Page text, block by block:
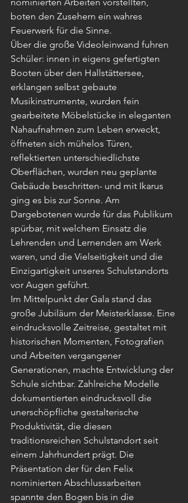
boten den Zusehern ein wahres
Feuerwerk für die Sinne.
Über die große Videoleinwand fuhren
Schüler: innen in eigens gefertigten
Booten über den Hallstättersee,
erklangen selbst gebaute
Musikinstrumente, wurden fein
gearbeitete Möbelstücke in eleganten
Nahaufnahmen zum Leben erweckt,
öffneten sich mühelos Türen,
reflektierten unterschiedlichste
Oberflächen, wurden neu geplante
Gebäude beschritten- und mit Ikarus
ging es bis zur Sonne. Am
Dargebotenen wurde für das Publikum
spürbar, mit welchem Einsatz die
Lehrenden und Lernenden am Werk
waren, und die Vielseitigkeit und die
Einzigartigkeit unseres Schulstandorts
vor Augen geführt.
Im Mittelpunkt der Gala stand das
große Jubiläum der Meisterklasse. Eine
eindrucksvolle Zeitreise, gestaltet mit
historischen Momenten, Fotografien
und Arbeiten vergangener
Generationen, machte Entwicklung der
Schule sichtbar. Zahlreiche Modelle
dokumentierten eindrucksvoll die
unerschöpfliche gestalterische
Produktivität, die diesen
traditionsreichen Schulstandort seit
einem Jahrhundert prägt. Die
Präsentation der für den Felix
nominierten Abschlussarbeiten
spannte den Bogen bis in die